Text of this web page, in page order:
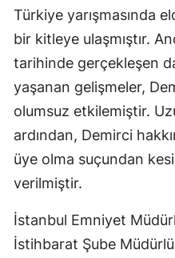
Türkiye yarışmasında
bir kitleye ulaşmıştır.
tarihinde gerçekleşen
yaşanan gelişmeler,
olumsuz etkilemiştir.
ardından, Demirci
üye olma suçundan
verilmiştir.
İstanbul Emniyet
İstihbarat Şube